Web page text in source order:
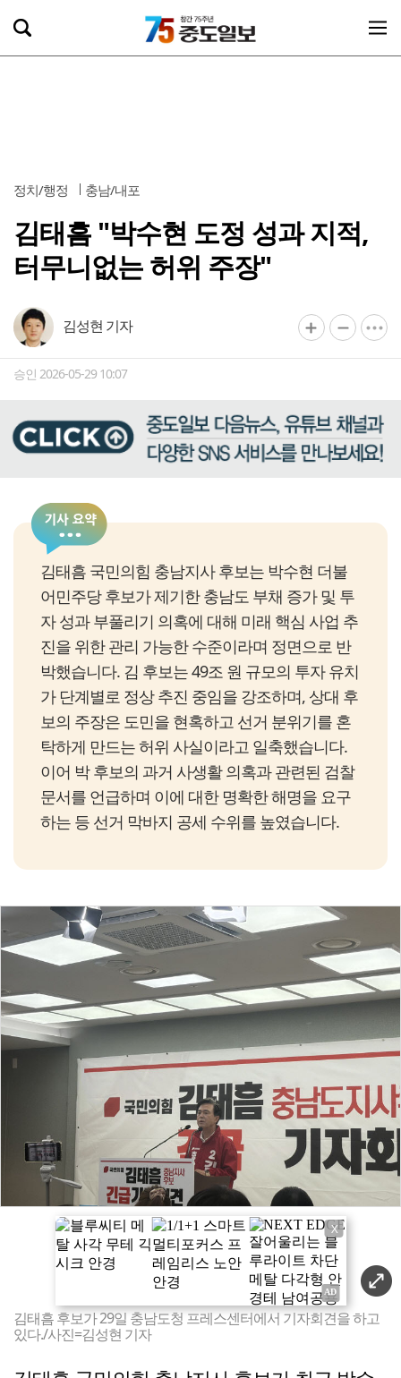
정치/행정 충남/내포
김태흠 "박수현 도정 성과 지적,
터무니없는 허위 주장"
김성현 기자
승인 2026-05-29 10:07
김태흠 국민의힘 충남지사 후보는 박수현 더불
어민주당 후보가 제기한 충남도 부채 증가 및 투
자 성과 부풀리기 의혹에 대해 미래 핵심 사업 추
진을 위한 관리 가능한 수준이라며 정면으로 반
박했습니다. 김 후보는 49조 원 규모의 투자 유치
가 단계별로 정상 추진 중임을 강조하며, 상대 후
보의 주장은 도민을 현혹하고 선거 분위기를 혼
탁하게 만드는 허위 사실이라고 일축했습니다.
이어 박 후보의 과거 사생활 의혹과 관련된 검찰
문서를 언급하며 이에 대한 명확한 해명을 요구
하는 등 선거 막바지 공세 수위를 높였습니다.
X
김태흠 후보가 29일 충남도청 프레스센터에서 기자회견을 하고
있다./사진=김성현 기자